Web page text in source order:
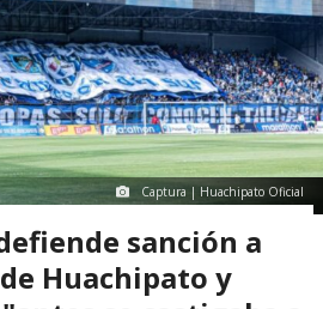
Captura | Huachipato Oficial
sanción a
Huachipato y